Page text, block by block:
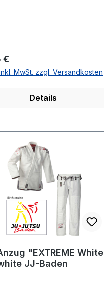
Preis:
€
MwSt. zzgl. Versandkosten
Details
"EXTREME White
JJ-Baden